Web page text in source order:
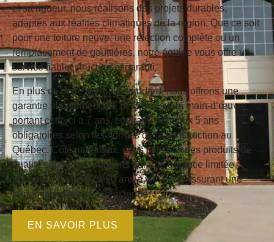
et sa rigueur, nous réalisons des projets durables,
adaptés aux réalités climatiques de la région. Que ce soit
pour une toiture neuve, une réfection complète ou un
remplacement de gouttières, notre équipe vous offre un
service fiable, structuré et garanti.
En plus de notre garantie standard, nous offrons une
garantie supplémentaire de 2 ans sur la main-d’œuvre,
portant celle-ci à 7 ans, contrairement aux 5 ans
obligatoires selon les normes de la construction au
Québec. Côté matériaux, nous utilisons des produits de
qualité supérieure couverts par unegarantie limitée
pouvant aller jusqu’à 30 ans à vie, vous assurant une
tranquillité d’esprit à long terme.
EN SAVOIR PLUS